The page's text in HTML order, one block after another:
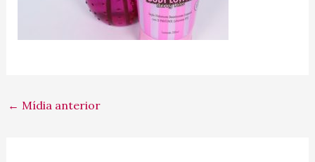
← Mídia anterior